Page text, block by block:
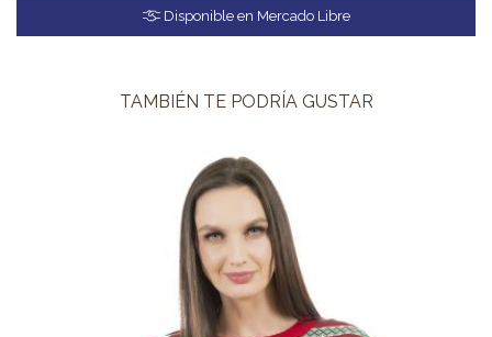
Disponible en Mercado Libre
TAMBIÉN TE PODRÍA GUSTAR